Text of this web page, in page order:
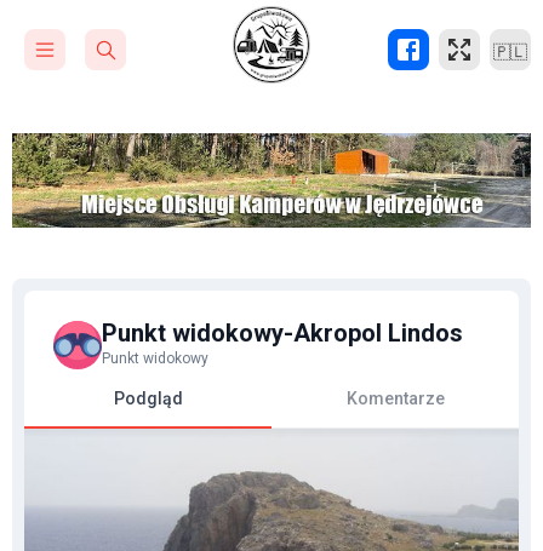
🇵🇱
Punkt widokowy-Akropol Lindos
Punkt widokowy
Podgląd Komentarze